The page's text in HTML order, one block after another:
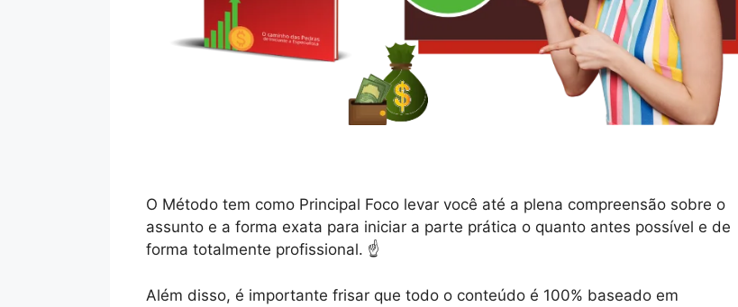
O Método tem como Principal Foco levar você até a plena compreensão sobre o
assunto e a forma exata para iniciar a parte prática o quanto antes possível e de
forma totalmente profissional. ☝️
Além disso, é importante frisar que todo o conteúdo é 100% baseado em